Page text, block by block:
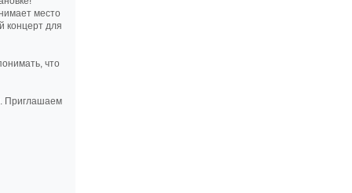
место
концерт для
что
Приглашаем